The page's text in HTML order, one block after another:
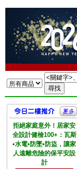
拒絕家庭意外！居家安
全設計健檢100+：瓦斯
•水電•防墜•防盜，讓家
人遠離危險的保平安設
計